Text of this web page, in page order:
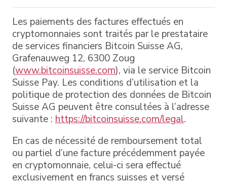
Les paiements des factures effectués en
cryptomonnaies sont traités par le prestataire
de services financiers Bitcoin Suisse AG,
Grafenauweg 12, 6300 Zoug
(www.bitcoinsuisse.com), via le service Bitcoin
Suisse Pay. Les conditions d’utilisation et la
politique de protection des données de Bitcoin
Suisse AG peuvent être consultées à l’adresse
suivante : https://bitcoinsuisse.com/legal.
En cas de nécessité de remboursement total
ou partiel d’une facture précédemment payée
en cryptomonnaie, celui-ci sera effectué
exclusivement en francs suisses et versé